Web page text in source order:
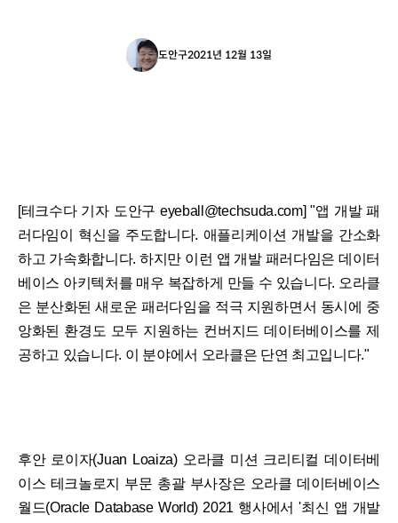
도안구2021년 12월 13일
[테크수다 기자 도안구 eyeball@techsuda.com] "앱 개발 패
러다임이 혁신을 주도합니다. 애플리케이션 개발을 간소화
하고 가속화합니다. 하지만 이런 앱 개발 패러다임은 데이터
베이스 아키텍처를 매우 복잡하게 만들 수 있습니다. 오라클
은 분산화된 새로운 패러다임을 적극 지원하면서 동시에 중
앙화된 환경도 모두 지원하는 컨버지드 데이터베이스를 제
공하고 있습니다. 이 분야에서 오라클은 단연 최고입니다."
후안 로이자(Juan Loaiza) 오라클 미션 크리티컬 데이터베
이스 테크놀로지 부문 총괄 부사장은 오라클 데이터베이스
월드(Oracle Database World) 2021 행사에서 '최신 앱 개발